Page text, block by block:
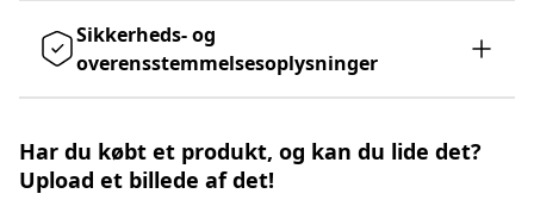
Sikkerheds- og
overensstemmelsesoplysninger
Har du købt et produkt, og kan du lide det?
Upload et billede af det!